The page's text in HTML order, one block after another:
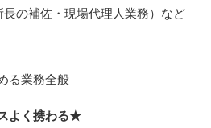
の補佐・現場代理人業務）など
る業務全般
よく携わる★